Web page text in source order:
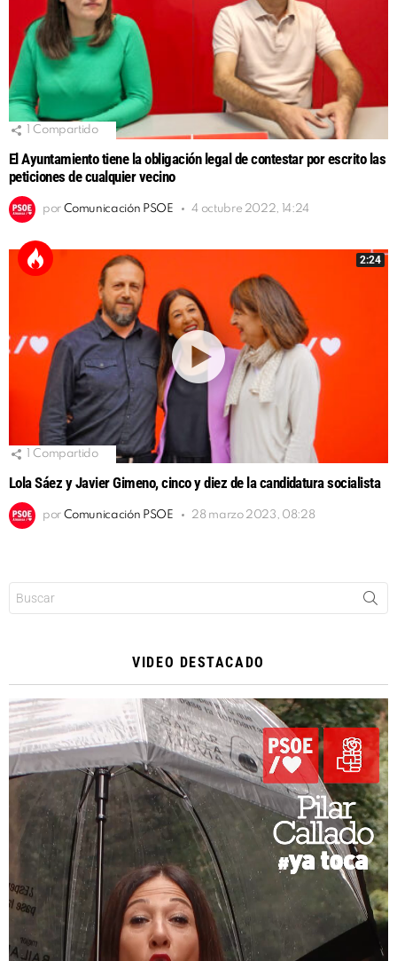
Compartido
El Ayuntamiento tiene la obligación legal de contestar por escrito las
peticiones de cualquier vecino
por Comunicación PSOE 4 octubre 2022, 14:24
2:24
Compartido
Lola Sáez y Javier Gimeno, cinco y diez de la candidatura socialista
por Comunicación PSOE 28 marzo 2023, 08:28
VIDEO DESTACADO
Reproductor
de
vídeo